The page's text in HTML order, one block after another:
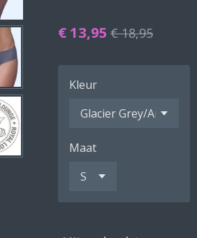
€ 13,95 € 18,95
Kleur
Maat